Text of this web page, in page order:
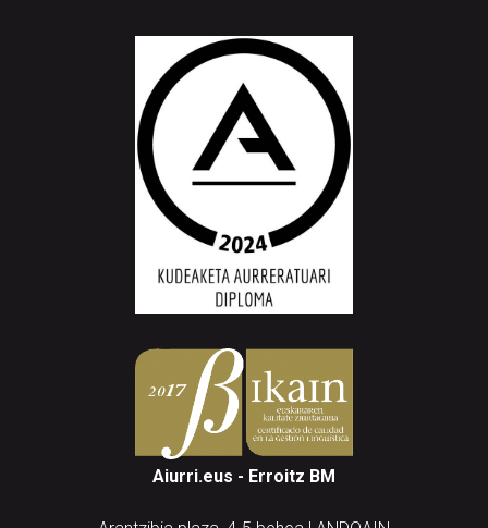
Aiurri.eus - Erroitz BM